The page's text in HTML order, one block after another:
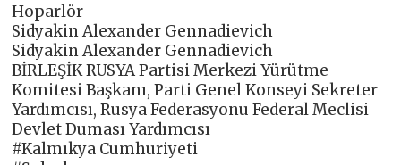
Hoparlör
Sidyakin Alexander Gennadievich
Sidyakin Alexander Gennadievich
BİRLEŞİK RUSYA Partisi Merkezi Yürütme
Komitesi Başkanı, Parti Genel Konseyi Sekreter
Yardımcısı, Rusya Federasyonu Federal Meclisi
Devlet Duması Yardımcısı
#Kalmıkya Cumhuriyeti